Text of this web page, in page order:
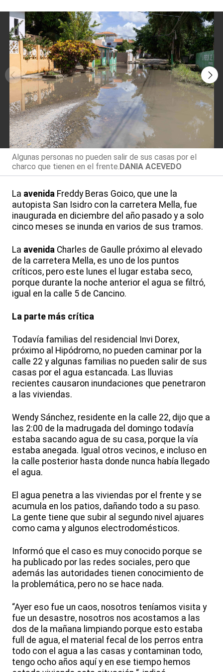
Algunas personas no pueden salir de sus casas por el
charco que tienen en el frente. DANIA ACEVEDO
La avenida Freddy Beras Goico, que une la
autopista San Isidro con la carretera Mella, fue
inaugurada en diciembre del año pasado y a solo
cinco meses se inunda en varios de sus tramos.
La avenida Charles de Gaulle próximo al elevado
de la carretera Mella, es uno de los puntos
críticos, pero este lunes el lugar estaba seco,
porque durante la noche anterior el agua se filtró,
igual en la calle 5 de Cancino.
La parte más crítica
Todavía familias del residencial Invi Dorex,
próximo al Hipódromo, no pueden caminar por la
calle 22 y algunas familias no pueden salir de sus
casas por el agua estancada. Las lluvias
recientes causaron inundaciones que penetraron
a las viviendas.
Wendy Sánchez, residente en la calle 22, dijo que a
las 2:00 de la madrugada del domingo todavía
estaba sacando agua de su casa, porque la vía
estaba anegada. Igual otros vecinos, e incluso en
la calle posterior hasta donde nunca había llegado
el agua.
El agua penetra a las viviendas por el frente y se
acumula en los patios, dañando todo a su paso.
La gente tiene que subir al segundo nivel ajuares
como cama y algunos electrodomésticos.
Informó que el caso es muy conocido porque se
ha publicado por las redes sociales, pero que
además las autoridades tienen conocimiento de
la problemática, pero no se hace nada.
“Ayer eso fue un caos, nosotros teníamos visita y
fue un desastre, nosotros nos acostamos a las
dos de la mañana limpiando porque esto estaba
full de agua, el material fecal de los perros entra
todo con el agua a las casas y contaminan todo,
tengo ocho años aquí y en ese tiempo hemos